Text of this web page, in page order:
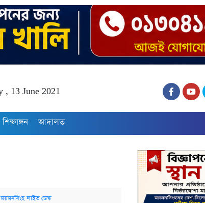
, 13 June 2021
শিক্ষাঙ্গন আদালত
ময়মনসিংহ লাইভ ডেস্ক